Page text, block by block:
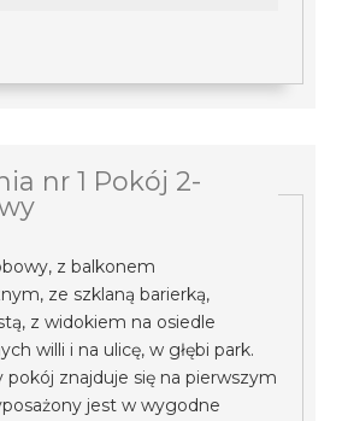
nr 1 Pokój 2-
z balkonem
ze szklaną barierką,
z widokiem na osiedle
willi i na ulicę, w głębi park.
pokój znajduje się na pierwszym
jest w wygodne